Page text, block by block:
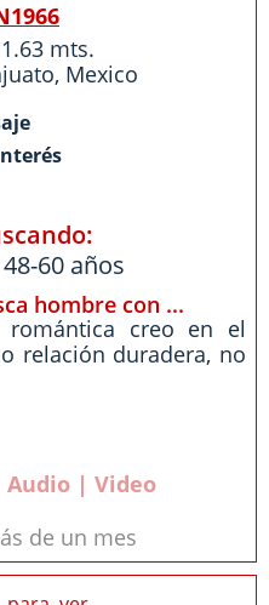
mts.
, Mexico
60 años
hombre con ...
romántica creo en el
relación duradera, no
| Video
de un mes